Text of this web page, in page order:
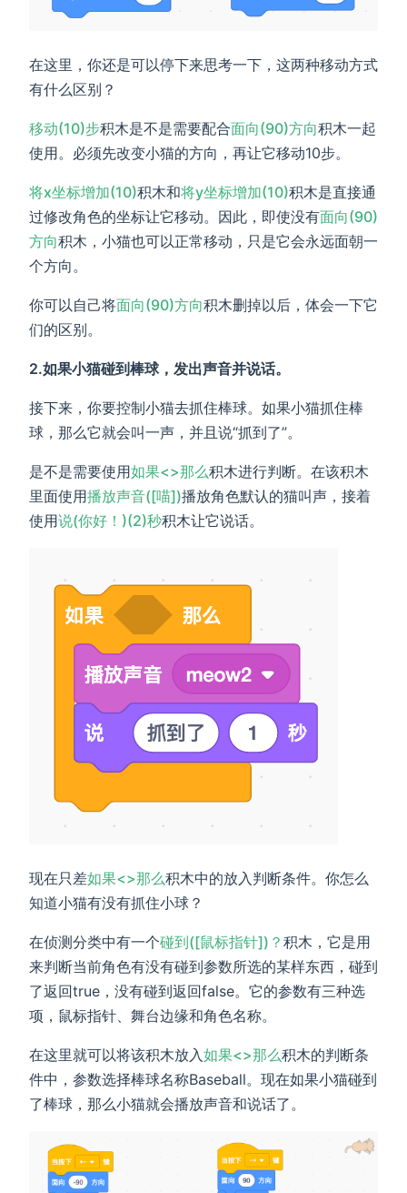
在这里，你还是可以停下来思考一下，这两种移动方式
有什么区别？
移动(10)步积木是不是需要配合面向(90)方向积木一起
使用。必须先改变小猫的方向，再让它移动10步。
将x坐标增加(10)积木和将y坐标增加(10)积木是直接通
过修改角色的坐标让它移动。因此，即使没有面向(90)
方向积木，小猫也可以正常移动，只是它会永远面朝一
个方向。
你可以自己将面向(90)方向积木删掉以后，体会一下它
们的区别。
2.如果小猫碰到棒球，发出声音并说话。
接下来，你要控制小猫去抓住棒球。如果小猫抓住棒
球，那么它就会叫一声，并且说“抓到了”。
是不是需要使用如果<>那么积木进行判断。在该积木
里面使用播放声音([喵])播放角色默认的猫叫声，接着
使用说(你好！)(2)秒积木让它说话。
现在只差如果<>那么积木中的放入判断条件。你怎么
知道小猫有没有抓住小球？
在侦测分类中有一个碰到([鼠标指针])？ 积木，它是用
来判断当前角色有没有碰到参数所选的某样东西，碰到
了返回true，没有碰到返回false。它的参数有三种选
项，鼠标指针、舞台边缘和角色名称。
在这里就可以将该积木放入如果<>那么积木的判断条
件中，参数选择棒球名称Baseball。现在如果小猫碰到
了棒球，那么小猫就会播放声音和说话了。